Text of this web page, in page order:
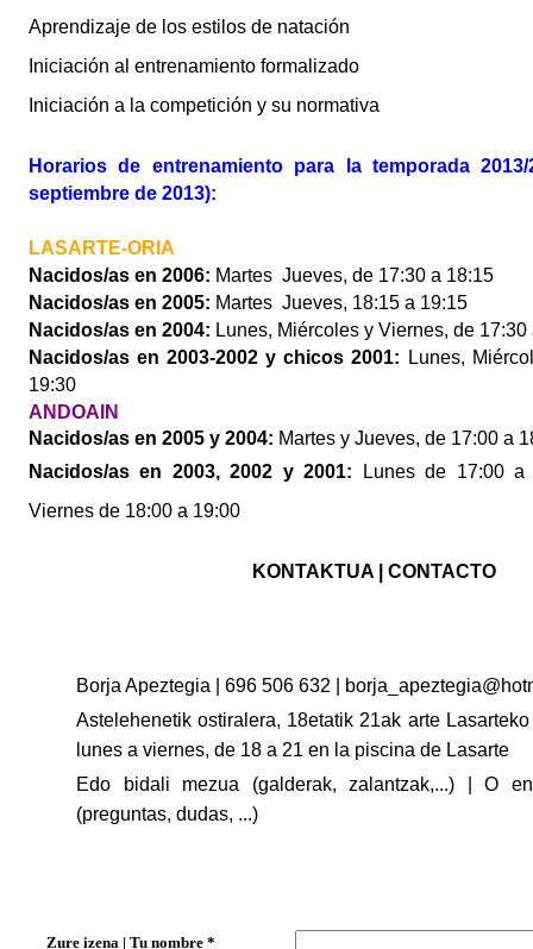
Aprendizaje de los estilos de natación
Iniciación al entrenamiento formalizado
Iniciación a la competición y su normativa
Horarios de entrenamiento para la temporada
septiembre de 2013):
LASARTE-ORIA
Nacidos/as en 2006: Martes Jueves, de 17:30 a 18:15
Nacidos/as en 2005: Martes Jueves, 18:15 a 19:15
Nacidos/as en 2004: Lunes, Miércoles y Viernes, de 17:30
Nacidos/as en 2003-2002 y chicos 2001: Lunes,
19:30
ANDOAIN
Nacidos/as en 2005 y 2004: Martes y Jueves, de 17:00 a
Nacidos/as en 2003, 2002 y 2001: Lunes de 17:00
Viernes de 18:00 a 19:00
KONTAKTUA | CONTACTO
Borja Apeztegia | 696 506 632 |
Astelehenetik ostiralera, 18etatik 21ak arte
lunes a viernes, de 18 a 21 en la piscina de Lasarte
Edo bidali mezua (galderak, zalantzak,...) | O
(preguntas, dudas, ...)
Zure izena | Tu nombre *